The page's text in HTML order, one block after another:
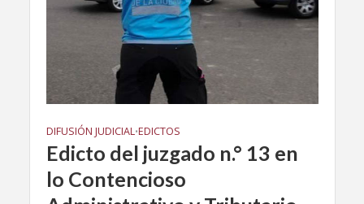
DIFUSIÓN JUDICIAL•EDICTOS
Edicto del juzgado n.° 13 en
lo Contencioso